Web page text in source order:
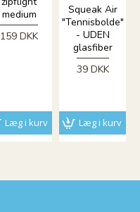
medium
159 DKK
Læg i kurv
Squeak Air
"Tennisbolde"
- UDEN
glasfiber
39 DKK
Læg i kurv